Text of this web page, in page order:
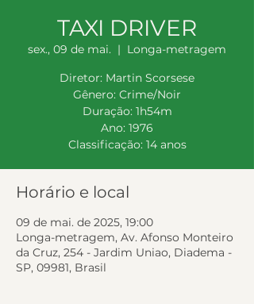
TAXI DRIVER
sex., 09 de mai.
  |
Longa-metragem
Diretor: Martin Scorsese
Gênero: Crime/Noir
Duração: 1h54m
Ano: 1976
Classificação: 14 anos
Horário e local
09 de mai. de 2025, 19:00
Longa-metragem, Av. Afonso Monteiro
da Cruz, 254 - Jardim Uniao, Diadema -
SP, 09981, Brasil